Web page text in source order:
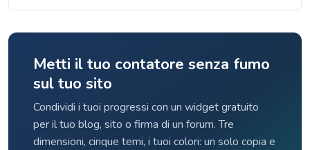
Metti il tuo contatore senza fumo
sul tuo sito
Condividi i tuoi progressi con un widget gratuito
per il tuo blog, sito o firma di un forum. Tre
dimensioni, cinque temi, i tuoi colori: un solo copia e